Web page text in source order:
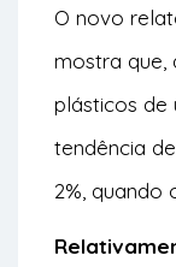
O novo
mostra que,
plásticos de
tendência
2%, quando